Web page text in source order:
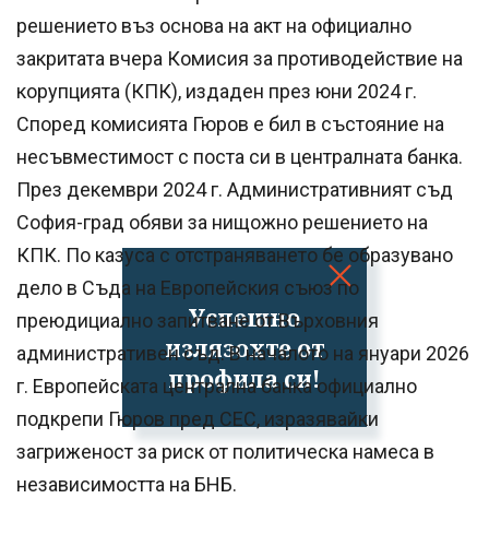
Успешно
излязохте от
профила си!
решението въз основа на акт на официално
закритата вчера Комисия за противодействие на
корупцията (КПК), издаден през юни 2024 г.
Според комисията Гюров е бил в състояние на
несъвместимост с поста си в централната банка.
През декември 2024 г. Административният съд
София-град обяви за нищожно решението на
КПК. По казуса с отстраняването бе образувано
дело в Съда на Европейския съюз по
преюдициално запитване от Върховния
административен съд. В началото на януари 2026
г. Европейската централна банка официално
подкрепи Гюров пред СЕС, изразявайки
загриженост за риск от политическа намеса в
независимостта на БНБ.